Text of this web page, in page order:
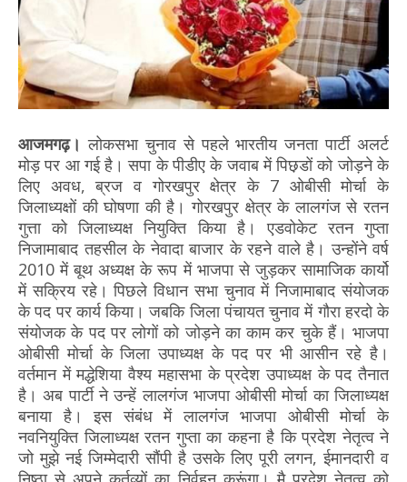
आजमगढ़। लोकसभा चुनाव से पहले भारतीय जनता पार्टी अलर्ट
मोड़ पर आ गई है। सपा के पीडीए के जवाब में पिछ़डों को जोड़ने के
लिए अवध, ब्रज व गोरखपुर क्षेत्र के 7 ओबीसी मोर्चा के
जिलाध्यक्षों की घोषणा की है। गोरखपुर क्षेत्र के लालगंज से रतन
गुत्ता को जिलाध्यक्ष नियुक्ति किया है। एडवोकेट रतन गुप्ता
निजामाबाद तहसील के नेवादा बाजार के रहने वाले है। उन्होंने वर्ष
2010 में बूथ अध्यक्ष के रूप में भाजपा से जुड़कर सामाजिक कार्यो
में सक्रिय रहे। पिछले विधान सभा चुनाव में निजामाबाद संयोजक
के पद पर कार्य किया। जबकि जिला पंचायत चुनाव में गौरा हरदो के
संयोजक के पद पर लोगों को जोड़ने का काम कर चुके हैं। भाजपा
ओबीसी मोर्चा के जिला उपाध्यक्ष के पद पर भी आसीन रहे है।
वर्तमान में मद्धेशिया वैश्य महासभा के प्रदेश उपाध्यक्ष के पद तैनात
है। अब पार्टी ने उन्हें लालगंज भाजपा ओबीसी मोर्चा का जिलाध्यक्ष
बनाया है। इस संबंध में लालगंज भाजपा ओबीसी मोर्चा के
नवनियुक्ति जिलाध्यक्ष रतन गुप्ता का कहना है कि प्रदेश नेतृत्व ने
जो मुझे नई जिम्मेदारी सौंपी है उसके लिए पूरी लगन, ईमानदारी व